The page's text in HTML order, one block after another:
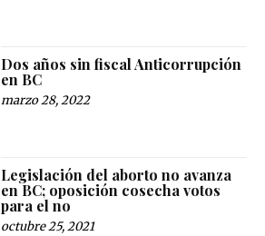
Dos años sin fiscal Anticorrupción
en BC
marzo 28, 2022
Legislación del aborto no avanza
en BC; oposición cosecha votos
para el no
octubre 25, 2021